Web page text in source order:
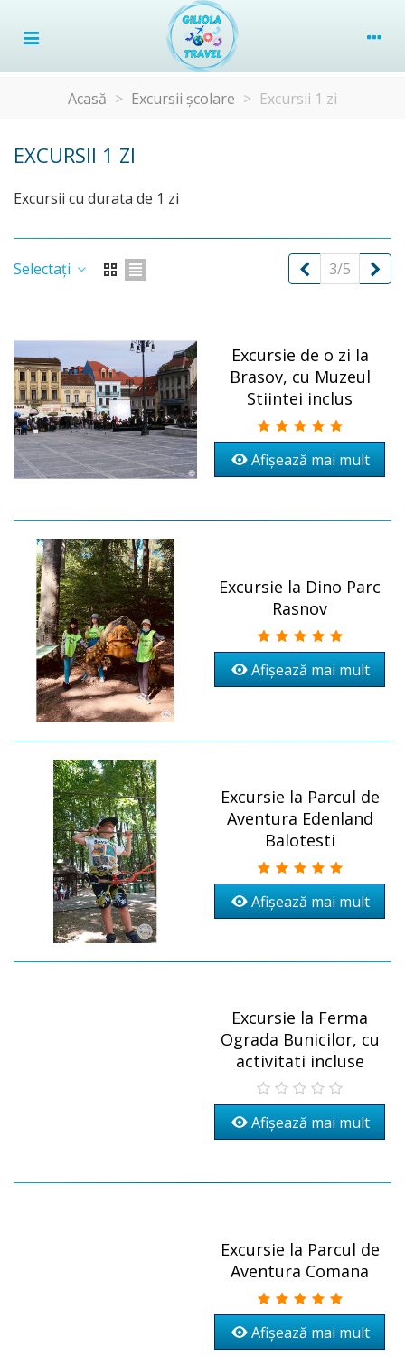
Acasă > Excursii școlare > Excursii 1 zi
EXCURSII 1 ZI
Excursii cu durata de 1 zi
Selectați Precedent
3/5
Excursie de o zi la
Brasov, cu Muzeul
Stiintei inclus
Afișează mai mult
Excursie la Dino Parc
Rasnov
Afișează mai mult
Excursie la Parcul de
Aventura Edenland
Balotesti
Afișează mai mult
Excursie la Ferma
Ograda Bunicilor, cu
activitati incluse
Afișează mai mult
Excursie la Parcul de
Aventura Comana
Afișează mai mult